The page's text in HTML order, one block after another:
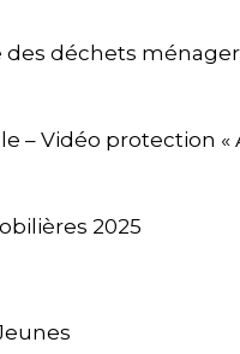
des déchets
– Vidéo protection «
2025